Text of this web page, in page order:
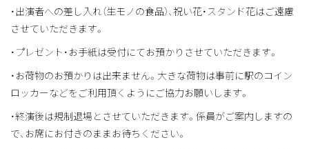
・出演者への差し入れ（生モノの食品）、祝い花・スタンド花はご遠慮
させていただきます。
・プレゼント・お手紙は受付にてお預かりさせていただきます。
・お荷物のお預かりは出来ません。大きな荷物は事前に駅のコイン
ロッカーなどをご利用頂くようにご協力お願いします。
・終演後は規制退場とさせていただきます。係員がご案内しますの
で、お席にお付きのままお待ちください。